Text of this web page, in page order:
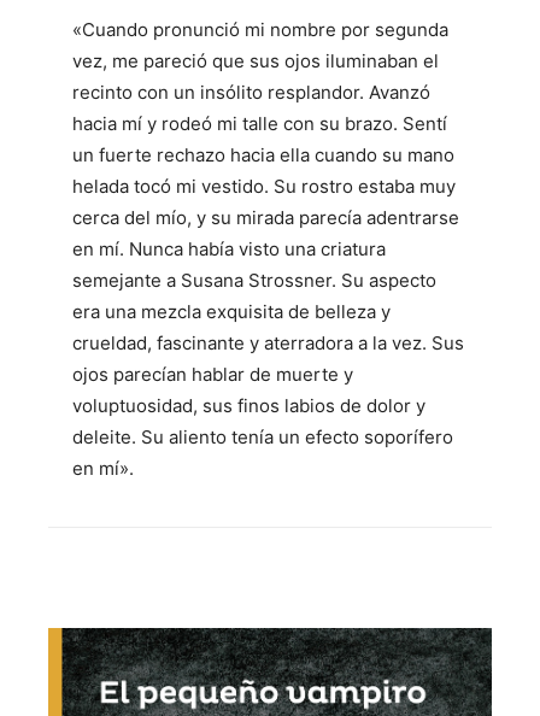
«Cuando pronunció mi nombre por segunda
vez, me pareció que sus ojos iluminaban el
recinto con un insólito resplandor. Avanzó
hacia mí y rodeó mi talle con su brazo. Sentí
un fuerte rechazo hacia ella cuando su mano
helada tocó mi vestido. Su rostro estaba muy
cerca del mío, y su mirada parecía adentrarse
en mí. Nunca había visto una criatura
semejante a Susana Strossner. Su aspecto
era una mezcla exquisita de belleza y
crueldad, fascinante y aterradora a la vez. Sus
ojos parecían hablar de muerte y
voluptuosidad, sus finos labios de dolor y
deleite. Su aliento tenía un efecto soporífero
en mí».